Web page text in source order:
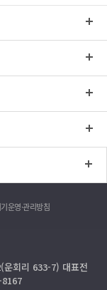
운영·관리방침
운회리 633-7) 대표전